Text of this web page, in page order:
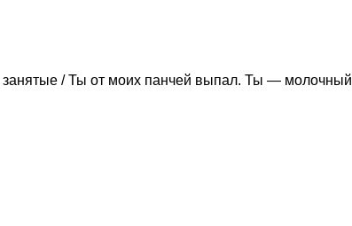
/ Ты от моих панчей выпал. Ты —